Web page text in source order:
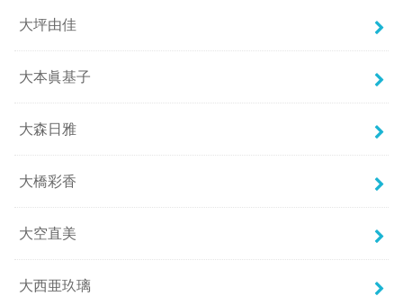
大坪由佳
大本眞基子
大森日雅
大橋彩香
大空直美
大西亜玖璃